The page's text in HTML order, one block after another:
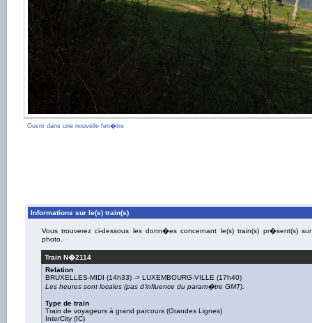
Ouvrir dans une nouvelle fen�tre
Informations sur le(s) train(s)
Vous trouverez ci-dessous les donn�es concernant le(s) train(s) pr�sent(s)
photo.
Train N�2114
Relation
BRUXELLES-MIDI (14h33) -> LUXEMBOURG-VILLE (17h40)
Les heures sont locales (pas d'influence du param�tre GMT).
Type de train
Train de voyageurs à grand parcours (Grandes Lignes)
InterCity (IC)